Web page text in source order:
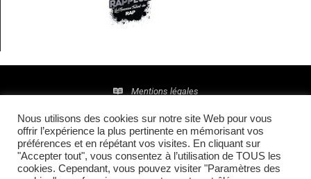
Mentions légales
Politique de confidentialité
© 2016 • Site maintenu et mis à jour parTI(E)GER
COMMUNICATION
Nous utilisons des cookies sur notre site Web pour vous
offrir l’expérience la plus pertinente en mémorisant vos
préférences et en répétant vos visites. En cliquant sur
"Accepter tout", vous consentez à l’utilisation de TOUS les
cookies. Cependant, vous pouvez visiter "Paramètres des